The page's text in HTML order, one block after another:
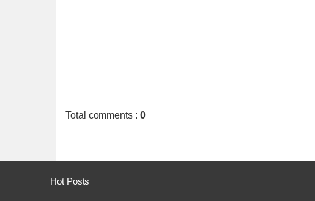
Total comments : 0
Hot Posts